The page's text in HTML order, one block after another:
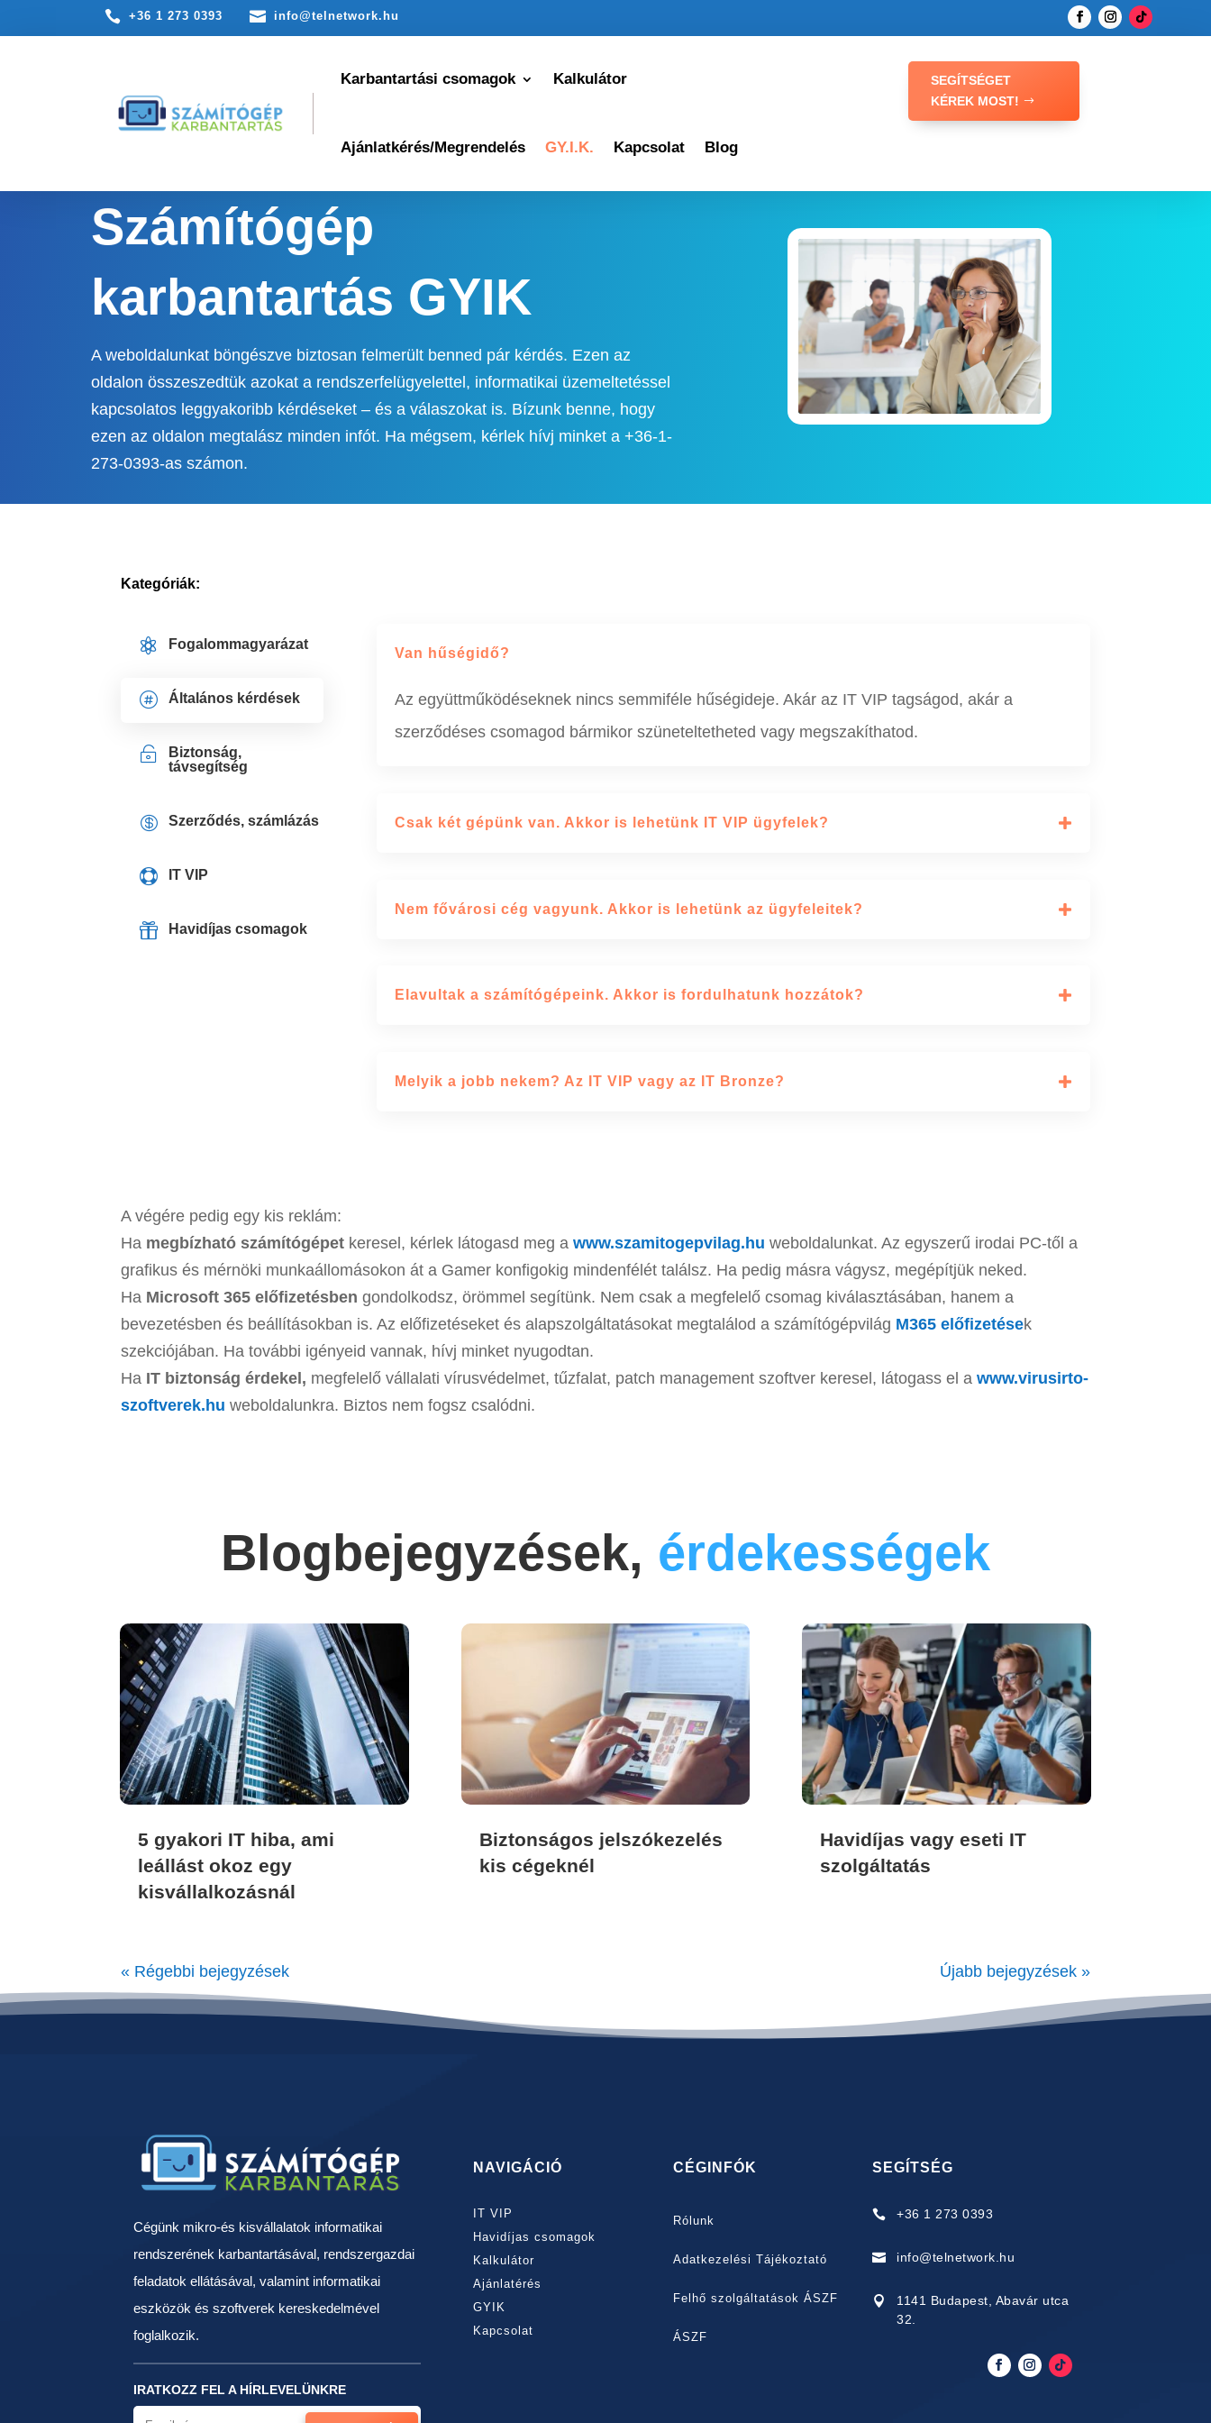
 +36 1 273 0393  info@telnetwork.hu
Karbantartási csomagok Kalkulátor
Ajánlatkérés/Megrendelés GY.I.K. Kapcsolat Blog
SEGÍTSÉGET
KÉREK MOST!
Számítógép
karbantartás GYIK
A weboldalunkat böngészve biztosan felmerült benned pár kérdés. Ezen az
oldalon összeszedtük azokat a rendszerfelügyelettel, informatikai üzemeltetéssel
kapcsolatos leggyakoribb kérdéseket – és a válaszokat is. Bízunk benne, hogy
ezen az oldalon megtalász minden infót. Ha mégsem, kérlek hívj minket a +36-1-
273-0393-as számon.
Kategóriák:
 Fogalommagyarázat
 Általános kérdések

Biztonság,
távsegítség
 Szerződés, számlázás
 IT VIP
 Havidíjas csomagok
Van hűségidő?
Az együttműködéseknek nincs semmiféle hűségideje. Akár az IT VIP tagságod, akár a
szerződéses csomagod bármikor szüneteltetheted vagy megszakíthatod.
Csak két gépünk van. Akkor is lehetünk IT VIP ügyfelek?
Nem fővárosi cég vagyunk. Akkor is lehetünk az ügyfeleitek?
Elavultak a számítógépeink. Akkor is fordulhatunk hozzátok?
Melyik a jobb nekem? Az IT VIP vagy az IT Bronze?
A végére pedig egy kis reklám:
Ha megbízható számítógépet keresel, kérlek látogasd meg awww.szamitogepvilag.hu weboldalunkat. Az egyszerű irodai PC-től a
grafikus és mérnöki munkaállomásokon át a Gamer konfigokig mindenfélét találsz. Ha pedig másra vágysz, megépítjük neked.
Ha Microsoft 365 előfizetésben gondolkodsz, örömmel segítünk. Nem csak a megfelelő csomag kiválasztásában, hanem a
bevezetésben és beállításokban is. Az előfizetéseket és alapszolgáltatásokat megtalálod a számítógépvilág M365 előfizetések
szekciójában. Ha további igényeid vannak, hívj minket nyugodtan.
Ha IT biztonság érdekel, megfelelő vállalati vírusvédelmet, tűzfalat, patch management szoftver keresel, látogass el awww.virusirto-
szoftverek.hu weboldalunkra. Biztos nem fogsz csalódni.
Blogbejegyzések, érdekességek
5 gyakori IT hiba, ami
leállást okoz egy
kisvállalkozásnál
Biztonságos jelszókezelés
kis cégeknél
Havidíjas vagy eseti IT
szolgáltatás
« Régebbi bejegyzések Újabb bejegyzések »
Cégünk mikro-és kisvállalatok informatikai
rendszerének karbantartásával, rendszergazdai
feladatok ellátásával, valamint informatikai
eszközök és szoftverek kereskedelmével
foglalkozik.
IRATKOZZ FEL A HÍRLEVELÜNKRE
NAVIGÁCIÓ
IT VIP
Havidíjas csomagok
Kalkulátor
Ajánlatérés
GYIK
Kapcsolat
CÉGINFÓK
Rólunk
Adatkezelési Tájékoztató
Felhő szolgáltatások ÁSZF
ÁSZF
SEGÍTSÉG
 +36 1 273 0393
 info@telnetwork.hu

1141 Budapest, Abavár utca
32.